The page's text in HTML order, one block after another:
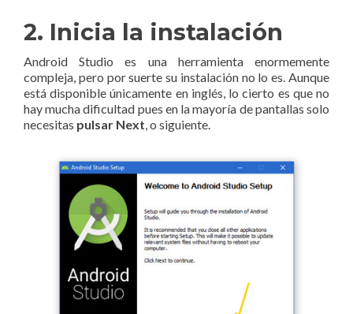
2. Inicia la instalación
Android Studio es una herramienta enormemente
compleja, pero por suerte su instalación no lo es. Aunque
está disponible únicamente en inglés, lo cierto es que no
hay mucha dificultad pues en la mayoría de pantallas solo
necesitas pulsar Next, o siguiente.